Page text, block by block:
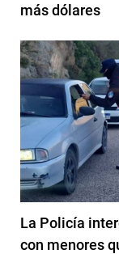
más dólares
La Policía
con menores